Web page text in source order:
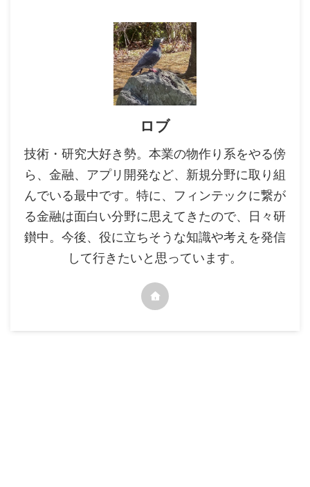
ロブ
技術・研究大好き勢。本業の物作り系をやる傍
ら、金融、アプリ開発など、新規分野に取り組
んでいる最中です。特に、フィンテックに繋が
る金融は面白い分野に思えてきたので、日々研
鑚中。今後、役に立ちそうな知識や考えを発信
して行きたいと思っています。